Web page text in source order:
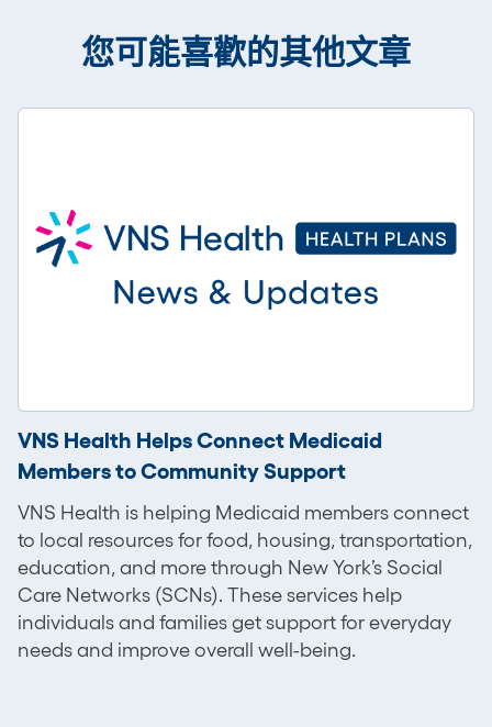
您可能喜歡的其他文章
VNS Health Helps Connect Medicaid
Members to Community Support
VNS Health is helping Medicaid members connect
to local resources for food, housing, transportation,
education, and more through New York’s Social
Care Networks (SCNs). These services help
individuals and families get support for everyday
needs and improve overall well-being.